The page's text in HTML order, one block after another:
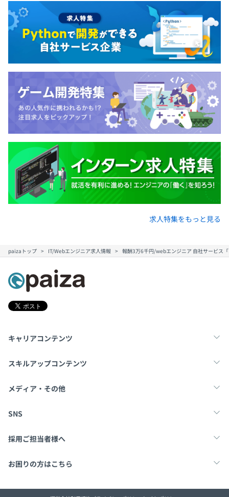
求人特集をもっと見る
paizaトップ IT/Webエンジニア求人情報 報酬3万6千円/webエンジニア 自社サービス
キャリアコンテンツ
転職・キャリア
スキルアップコンテンツ
学習
メディア・その他
Tech Team Journal
SNS
X
採用ご担当者様へ
採用・教育をお考えの企業様へ
お困りの方はこちら
paizaとは？ お問い合わせ・FAQ